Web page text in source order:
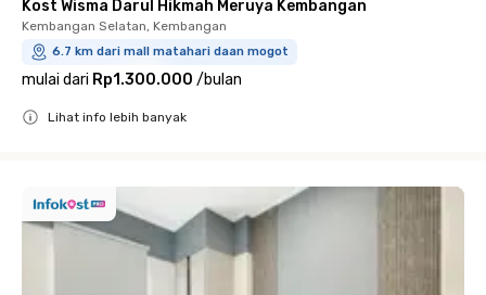
Kost Wisma Darul Hikmah Meruya Kembangan
Kembangan Selatan, Kembangan
6.7 km dari mall matahari daan mogot
mulai dari Rp1.300.000 /bulan
Lihat info lebih banyak